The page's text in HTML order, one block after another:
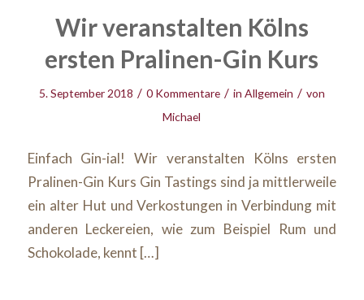
Wir veranstalten Kölns
ersten Pralinen-Gin Kurs
5. September 2018 / 0 Kommentare / in Allgemein / von
Michael
Einfach Gin-ial! Wir veranstalten Kölns ersten
Pralinen-Gin Kurs Gin Tastings sind ja mittlerweile
ein alter Hut und Verkostungen in Verbindung mit
anderen Leckereien, wie zum Beispiel Rum und
Schokolade, kennt […]